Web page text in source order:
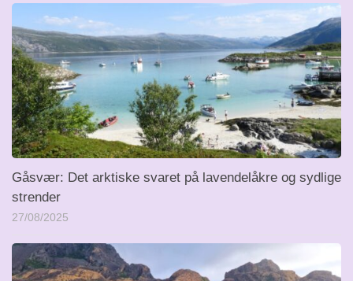
Gåsvær: Det arktiske svaret på lavendelåkre og sydlige
strender
27/08/2025